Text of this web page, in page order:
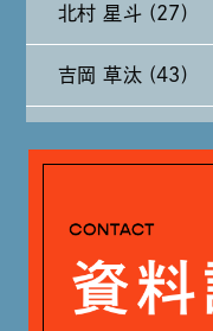
2024年7月 (11)
2024年6月 (12)
北村 星斗 (27)
吉岡 草汰 (43)
戸田 好紀 (81)
木村 珠梨音 (101)